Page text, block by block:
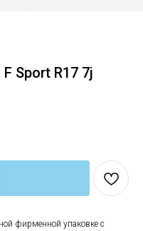
Sport R17 7j
фирменной упаковке с